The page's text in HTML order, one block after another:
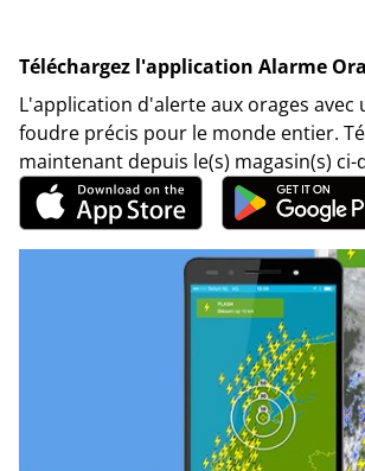
Téléchargez l'application Alarme
L'application d'alerte aux orages avec
foudre précis pour le monde entier.
maintenant depuis le(s) magasin(s) ci-